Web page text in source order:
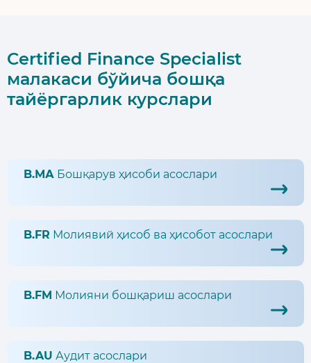
Certified Finance Specialist
малакаси бўйича бошқа
тайёргарлик курслари
B.МА Бошқарув ҳисоби асослари
B.FR Молиявий ҳисоб ва ҳисобот асослари
B.FM Молияни бошқариш асослари
B.AU Аудит асослари